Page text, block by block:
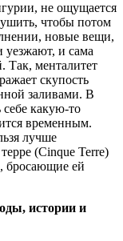
чтобы потом
новые вещи,
и сама
Так, менталитет
скупость
заливами. В
себе какую-то
временным.
лучше
(Cinque Terre)
бросающие ей
истории и